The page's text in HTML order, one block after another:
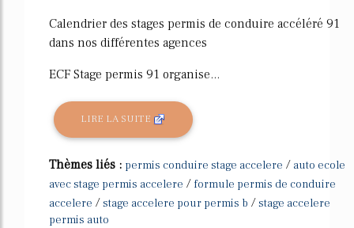
Calendrier des stages permis de conduire accéléré 91
dans nos différentes agences
ECF Stage permis 91 organise...
LIRE LA SUITE
Thèmes liés : permis conduire stage accelere / auto ecole
avec stage permis accelere / formule permis de conduire
accelere /stage accelere pour permis b /stage accelere
permis auto